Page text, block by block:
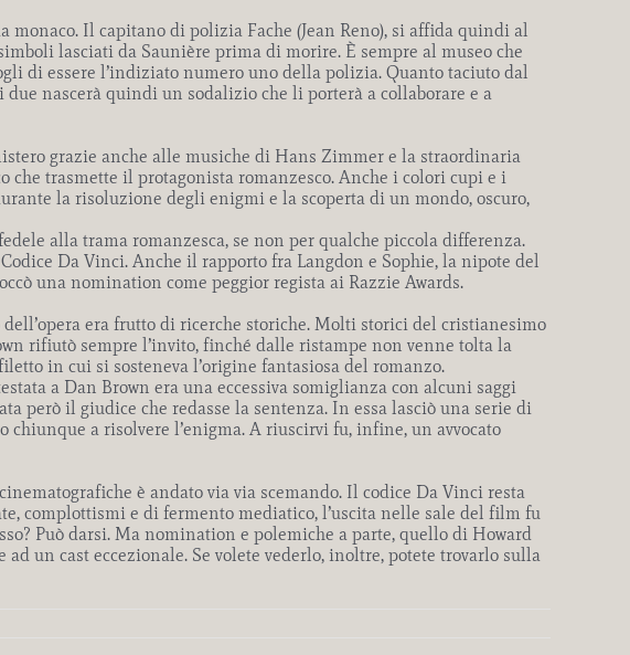
monaco. Il capitano di polizia Fache (Jean Reno), si affida quindi al
lasciati da Saunière prima di morire. È sempre al museo che
di essere l’indiziato numero uno della polizia. Quanto taciuto dal
nascerà quindi un sodalizio che li porterà a collaborare e a
grazie anche alle musiche di Hans Zimmer e la straordinaria
che trasmette il protagonista romanzesco. Anche i colori cupi e i
la risoluzione degli enigmi e la scoperta di un mondo, oscuro,
alla trama romanzesca, se non per qualche piccola differenza.
Da Vinci. Anche il rapporto fra Langdon e Sophie, la nipote del
una nomination come peggior regista ai Razzie Awards.
era frutto di ricerche storiche. Molti storici del cristianesimo
rifiutò sempre l’invito, finché dalle ristampe non venne tolta la
in cui si sosteneva l’origine fantasiosa del romanzo.
a Dan Brown era una eccessiva somiglianza con alcuni saggi
però il giudice che redasse la sentenza. In essa lasciò una serie di
a risolvere l’enigma. A riuscirvi fu, infine, un avvocato
è andato via via scemando. Il codice Da Vinci resta
complottismi e di fermento mediatico, l’uscita nelle sale del film fu
Può darsi. Ma nomination e polemiche a parte, quello di Howard
ad un cast eccezionale. Se volete vederlo, inoltre, potete trovarlo sulla